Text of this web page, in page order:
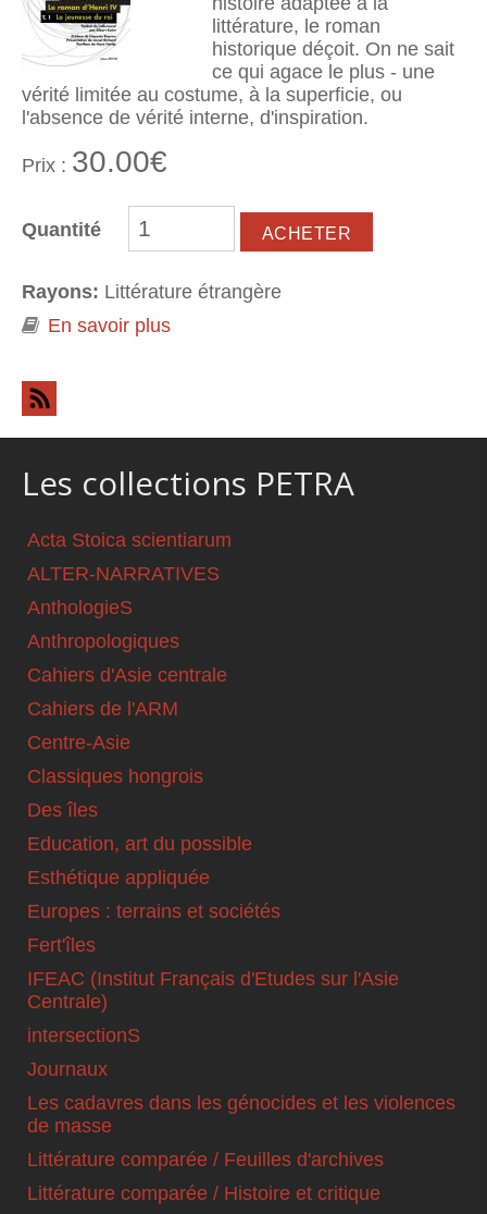
littérature, le roman
historique déçoit. On ne sait
ce qui agace le plus - une
vérité limitée au costume, à la superficie, ou
l'absence de vérité interne, d'inspiration.
Prix : 30.00€
Quantité
Rayons: Littérature étrangère
En savoir plus
Les collections PETRA
Acta Stoica scientiarum
ALTER-NARRATIVES
AnthologieS
Anthropologiques
Cahiers d'Asie centrale
Cahiers de l'ARM
Centre-Asie
Classiques hongrois
Des îles
Education, art du possible
Esthétique appliquée
Europes : terrains et sociétés
Fert'îles
IFEAC (Institut Français d'Etudes sur l'Asie
Centrale)
intersectionS
Journaux
Les cadavres dans les génocides et les violences
de masse
Littérature comparée / Feuilles d'archives
Littérature comparée / Histoire et critique